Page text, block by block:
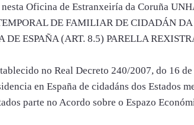
Oficina de Estranxeiría da Coruña
DE FAMILIAR DE CIDADÁN DA
DE ESPAÑA (ART. 8.5) PARELLA
no Real Decreto 240/2007, do 16
en España de cidadáns dos Estados
parte no Acordo sobre o Espazo